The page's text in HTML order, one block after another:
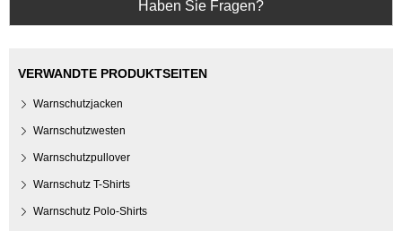
Haben Sie Fragen?
VERWANDTE PRODUKTSEITEN
Warnschutzjacken
Warnschutzwesten
Warnschutzpullover
Warnschutz T-Shirts
Warnschutz Polo-Shirts